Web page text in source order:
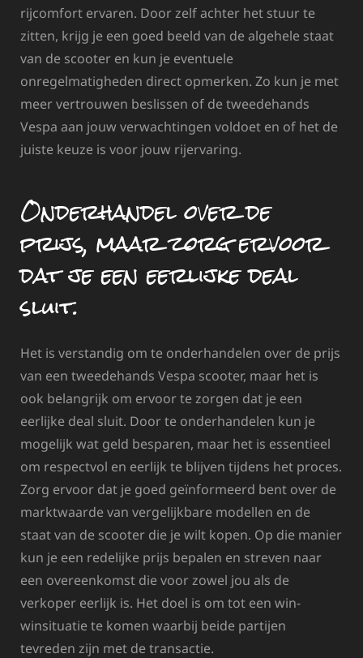
rijcomfort ervaren. Door zelf achter het stuur te
zitten, krijg je een goed beeld van de algehele staat
van de scooter en kun je eventuele
onregelmatigheden direct opmerken. Zo kun je met
meer vertrouwen beslissen of de tweedehands
Vespa aan jouw verwachtingen voldoet en of het de
juiste keuze is voor jouw rijervaring.
Onderhandel over de
prijs, maar zorg ervoor
dat je een eerlijke deal
sluit.
Het is verstandig om te onderhandelen over de prijs
van een tweedehands Vespa scooter, maar het is
ook belangrijk om ervoor te zorgen dat je een
eerlijke deal sluit. Door te onderhandelen kun je
mogelijk wat geld besparen, maar het is essentieel
om respectvol en eerlijk te blijven tijdens het proces.
Zorg ervoor dat je goed geïnformeerd bent over de
marktwaarde van vergelijkbare modellen en de
staat van de scooter die je wilt kopen. Op die manier
kun je een redelijke prijs bepalen en streven naar
een overeenkomst die voor zowel jou als de
verkoper eerlijk is. Het doel is om tot een win-
winsituatie te komen waarbij beide partijen
tevreden zijn met de transactie.